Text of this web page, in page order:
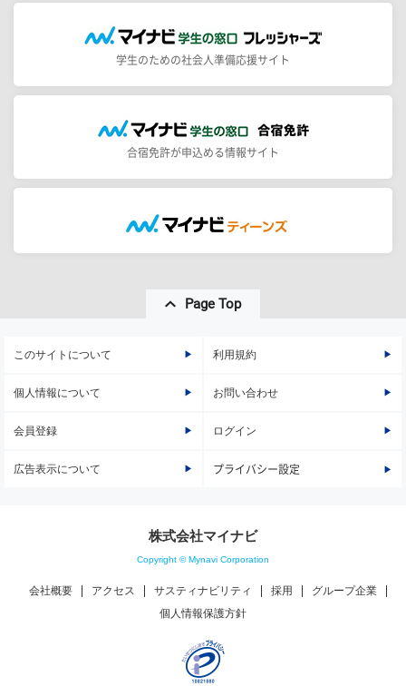
学生のための社会人準備応援サイト
合宿免許が申込める情報サイト
Page Top
このサイトについて 利用規約
個人情報について お問い合わせ
会員登録 ログイン
広告表示について プライバシー設定
株式会社マイナビ
Copyright © Mynavi Corporation
会社概要 アクセス サスティナビリティ 採用
グループ企業
個人情報保護方針